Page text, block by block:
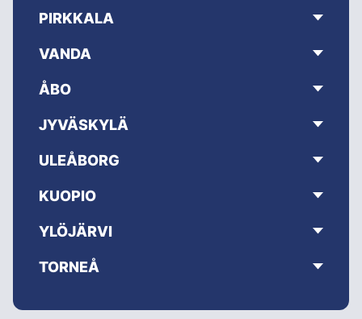
PIRKKALA
VANDA
ÅBO
JYVÄSKYLÄ
ULEÅBORG
KUOPIO
YLÖJÄRVI
TORNEÅ